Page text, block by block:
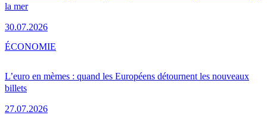
la mer
30.07.2026
L’euro en mèmes : quand les Européens détournent les nouveaux
billets
27.07.2026
ÉCONOMIE